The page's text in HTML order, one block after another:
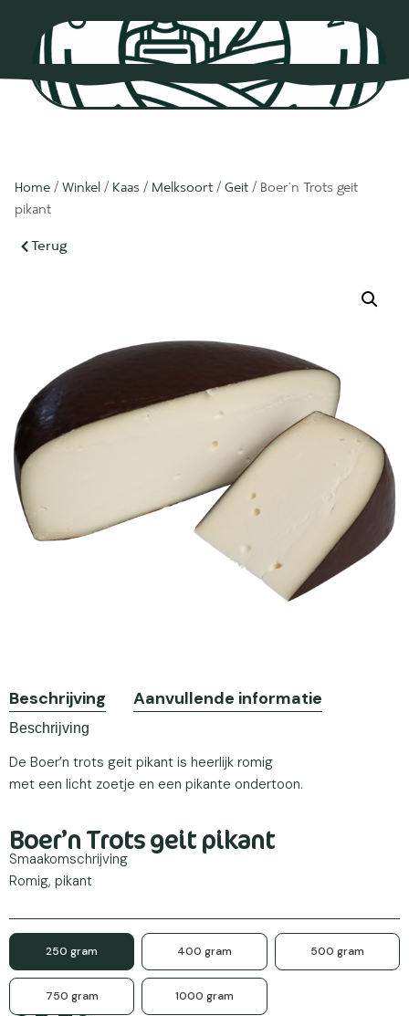
0
Home / Winkel / Kaas / Melksoort / Geit / Boer’n Trots geit
pikant
Terug
Beschrijving Aanvullende informatie
Beschrijving
De Boer’n trots geit pikant is heerlijk romig
met een licht zoetje en een pikante ondertoon.
Boer’n Trots geit pikant
Smaakomschrijving
Romig, pikant
250 gram 400 gram 500 gram
750 gram 1000 gram